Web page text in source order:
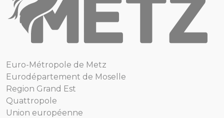
Euro-Métropole de Metz
Eurodépartement de Moselle
Region Grand Est
Quattropole
Union européenne